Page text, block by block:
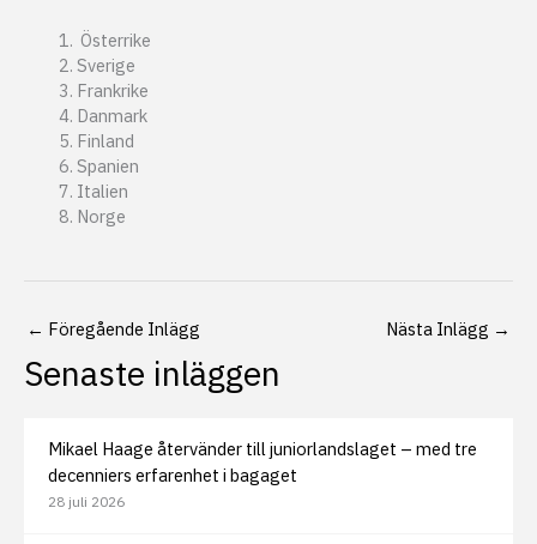
Österrike
Sverige
Frankrike
Danmark
Finland
Spanien
Italien
Norge
← Föregående Inlägg Nästa Inlägg →
Senaste inläggen
Mikael Haage återvänder till juniorlandslaget – med tre
decenniers erfarenhet i bagaget
28 juli 2026